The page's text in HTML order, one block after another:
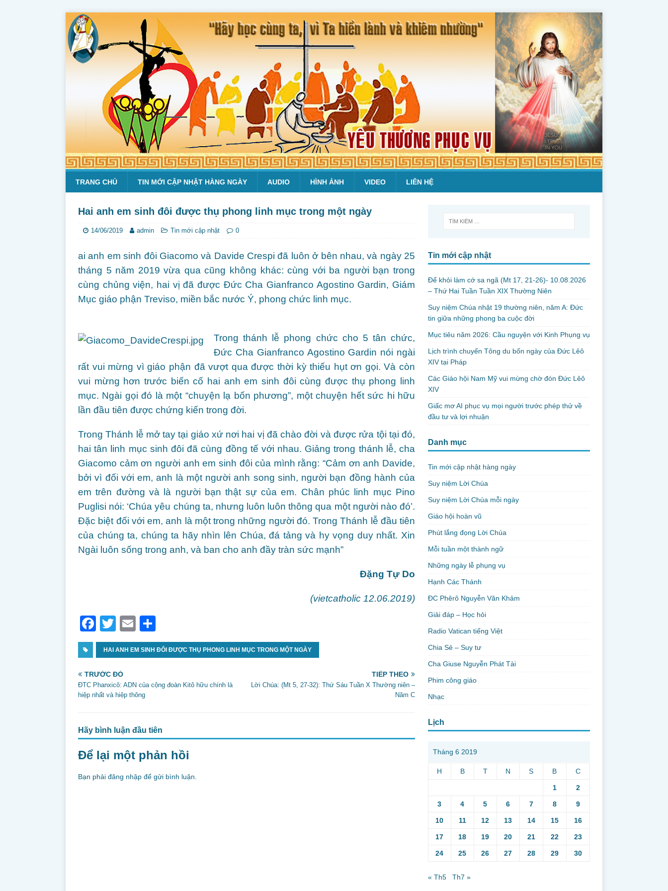
TRANG CHỦ TIN MỚI CẬP NHẬT HÀNG NGÀY AUDIO HÌNH ẢNH VIDEO LIÊN HỆ
Hai anh em sinh đôi được thụ phong linh mục trong một ngày
14/06/2019 admin Tin mới cập nhật 0
ai anh em sinh đôi Giacomo và Davide Crespi đã luôn ở bên nhau, và ngày 25
tháng 5 năm 2019 vừa qua cũng không khác: cùng với ba người bạn trong
cùng chủng viện, hai vị đã được Đức Cha Gianfranco Agostino Gardin, Giám
Mục giáo phận Treviso, miền bắc nước Ý, phong chức linh mục.
Trong thánh lễ phong chức cho 5 tân chức,
Đức Cha Gianfranco Agostino Gardin nói ngài
rất vui mừng vì giáo phận đã vượt qua được thời kỳ thiếu hụt ơn gọi. Và còn
vui mừng hơn trước biến cố hai anh em sinh đôi cùng được thụ phong linh
mục. Ngài gọi đó là một “chuyện lạ bốn phương”, một chuyện hết sức hi hữu
lần đầu tiên được chứng kiến trong đời.
Trong Thánh lễ mở tay tại giáo xứ nơi hai vị đã chào đời và được rửa tội tại đó,
hai tân linh mục sinh đôi đã cùng đồng tế với nhau. Giảng trong thánh lễ, cha
Giacomo cảm ơn người anh em sinh đôi của mình rằng: “Cảm ơn anh Davide,
bởi vì đối với em, anh là một người anh song sinh, người bạn đồng hành của
em trên đường và là người bạn thật sự của em. Chân phúc linh mục Pino
Puglisi nói: ‘Chúa yêu chúng ta, nhưng luôn luôn thông qua một người nào đó’.
Đặc biệt đối với em, anh là một trong những người đó. Trong Thánh lễ đầu tiên
của chúng ta, chúng ta hãy nhìn lên Chúa, đá tảng và hy vọng duy nhất. Xin
Ngài luôn sống trong anh, và ban cho anh đầy tràn sức mạnh”
Đặng Tự Do
(vietcatholic 12.06.2019)
F
a
c
e
b
o
k
T
w
itt
er
E
m
ai
h
ar
HAI ANH EM SINH ĐÔI ĐƯỢC THỤ PHONG LINH MỤC TRONG MỘT NGÀY
TRƯỚC ĐÓ
ĐTC Phanxicô: ADN của cộng đoàn Kitô hữu chính là
hiệp nhất và hiệp thông
TIẾP THEO
Lời Chúa: (Mt 5, 27-32): Thứ Sáu Tuần X Thường niên –
Năm C
Hãy bình luận đầu tiên
Để lại một phản hồi
Bạn phải đăng nhập để gửi bình luận.
Tin mới cập nhật
Để khỏi làm cớ sa ngã (Mt 17, 21-26)- 10.08.2026
– Thứ Hai Tuần Tuần XIX Thường Niên
Suy niệm Chúa nhật 19 thường niên, năm A: Đức
tin giữa những phong ba cuộc đời
Mục tiêu năm 2026: Cầu nguyện với Kinh Phụng vụ
Lịch trình chuyến Tông du bốn ngày của Đức Lêô
XIV tại Pháp
Các Giáo hội Nam Mỹ vui mừng chờ đón Đức Lêô
XIV
Giấc mơ AI phục vụ mọi người trước phép thử về
đầu tư và lợi nhuận
Danh mục
Tin mới cập nhật hàng ngày
Suy niệm Lời Chúa
Suy niệm Lời Chúa mỗi ngày
Giáo hội hoàn vũ
Phút lắng đọng Lời Chúa
Mỗi tuần một thành ngữ
Những ngày lễ phụng vụ
Hạnh Các Thánh
ĐC Phêrô Nguyễn Văn Khảm
Giải đáp – Học hỏi
Radio Vatican tiếng Việt
Chia Sẻ – Suy tư
Cha Giuse Nguyễn Phát Tài
Phim công giáo
Nhạc
Lịch
Tháng 6 2019
H B T N S B C
1 2
3 4 5 6 7 8 9
10 11 12 13 14 15 16
17 18 19 20 21 22 23
24 25 26 27 28 29 30
« Th5 Th7 »